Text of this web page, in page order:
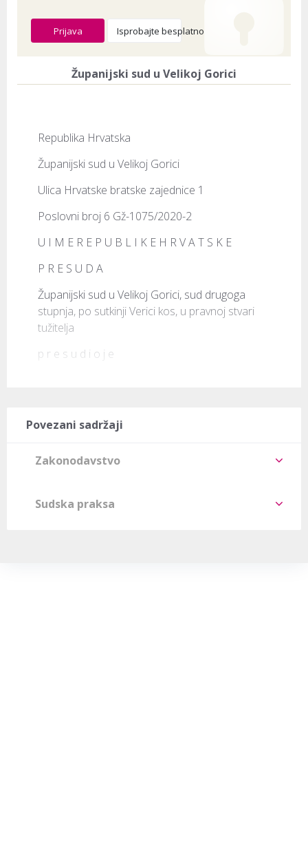
Prijava Isprobajte besplatno
Županijski sud u Velikoj Gorici
Republika Hrvatska
Županijski sud u Velikoj Gorici
Ulica Hrvatske bratske zajednice 1
Poslovni broj 6 Gž-1075/2020-2
U I M E R E P U B L I K E H R V A T S K E
P R E S U D A
Županijski sud u Velikoj Gorici, sud drugoga
stupnja, po sutkinji Verici kos, u pravnoj stvari
tužitelja
p r e s u d i o j e
Povezani sadržaji
Zakonodavstvo
Sudska praksa